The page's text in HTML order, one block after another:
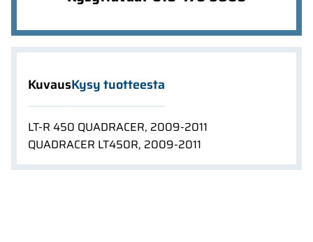
KuvausKysy tuotteesta
LT-R 450 QUADRACER, 2009-2011
QUADRACER LT450R, 2009-2011